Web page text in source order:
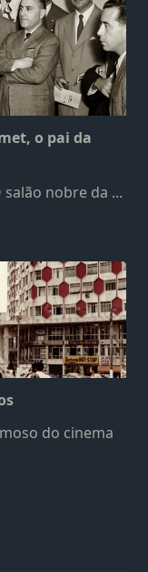
o pai da
salão nobre da ...
do cinema